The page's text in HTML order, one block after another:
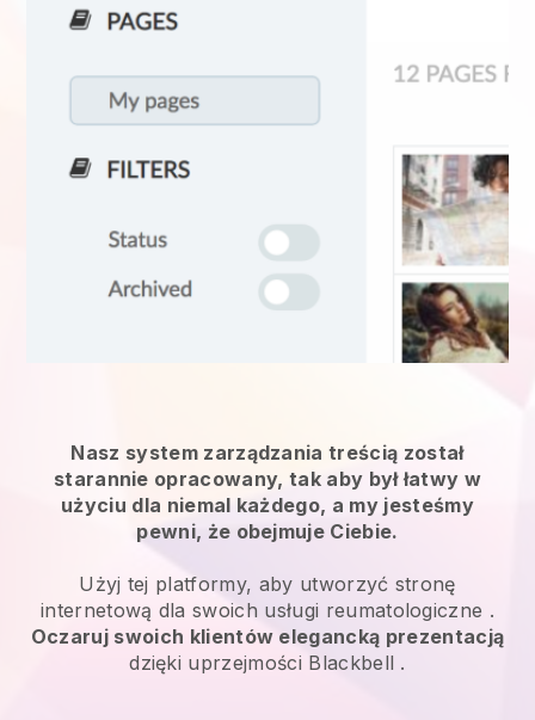
Nasz system zarządzania treścią został
starannie opracowany, tak aby był łatwy w
użyciu dla niemal każdego, a my jesteśmy
pewni, że obejmuje Ciebie.
Użyj tej platformy, aby utworzyć stronę
internetową dla swoich usługi reumatologiczne .
Oczaruj swoich klientów elegancką prezentacją
dzięki uprzejmości Blackbell .